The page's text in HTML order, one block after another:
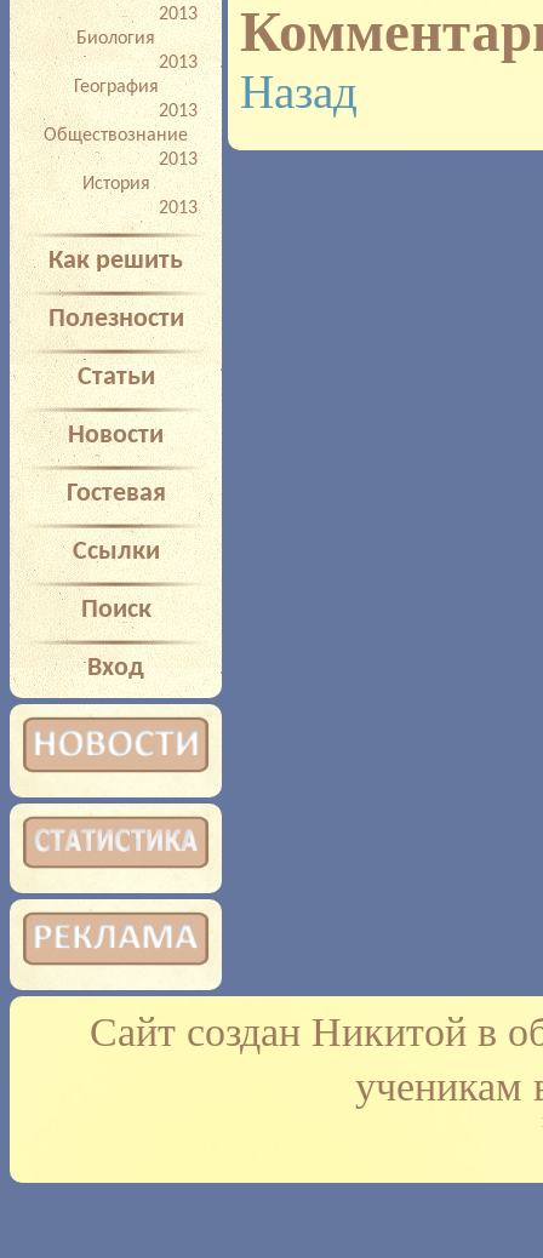
2013
Биология
2013
География
2013
Обществознание
2013
История
2013
Как решить
Полезности
Статьи
Новости
Гостевая
Ссылки
Поиск
Вход
Назад
Сайт создан Никитой в
ученикам